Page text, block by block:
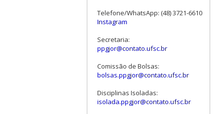
Telefone/WhatsApp: (48) 3721-6610
Instagram
Secretaria:
ppgjor@contato.ufsc.br
Comissão de Bolsas:
bolsas.ppgjor@contato.ufsc.br
Disciplinas Isoladas:
isolada.ppgjor@contato.ufsc.br